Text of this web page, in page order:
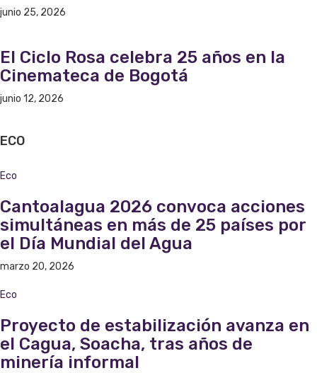
junio 25, 2026
El Ciclo Rosa celebra 25 años en la
Cinemateca de Bogotá
junio 12, 2026
ECO
Eco
Cantoalagua 2026 convoca acciones
simultáneas en más de 25 países por
el Día Mundial del Agua
marzo 20, 2026
Eco
Proyecto de estabilización avanza en
el Cagua, Soacha, tras años de
minería informal